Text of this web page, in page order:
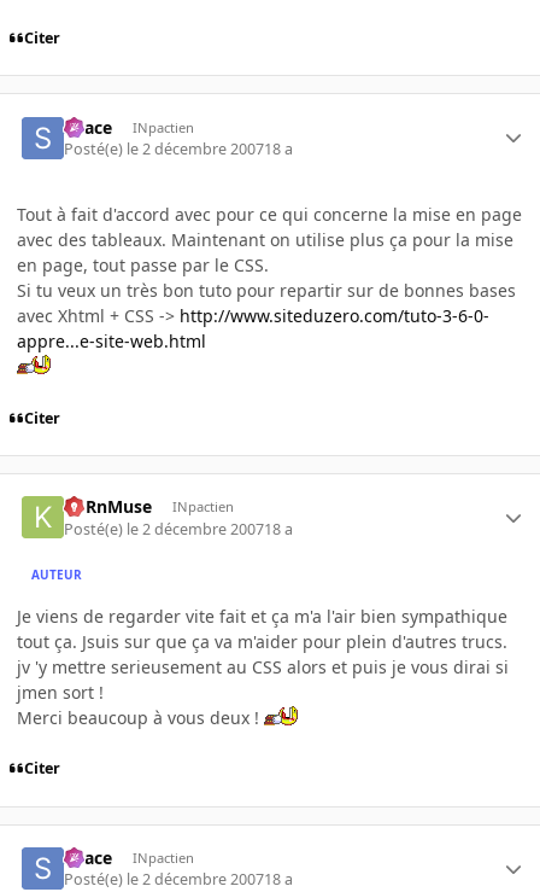
Citer
Space INpactien
Posté(e) le 2 décembre 200718 a
Tout à fait d'accord avec pour ce qui concerne la mise en page
avec des tableaux. Maintenant on utilise plus ça pour la mise
en page, tout passe par le CSS.
Si tu veux un très bon tuto pour repartir sur de bonnes bases
avec Xhtml + CSS -> http://www.siteduzero.com/tuto-3-6-0-
appre...e-site-web.html
Citer
KoRnMuse INpactien
Posté(e) le 2 décembre 200718 a
AUTEUR
Je viens de regarder vite fait et ça m'a l'air bien sympathique
tout ça. Jsuis sur que ça va m'aider pour plein d'autres trucs.
jv 'y mettre serieusement au CSS alors et puis je vous dirai si
jmen sort !
Merci beaucoup à vous deux !
Citer
Space INpactien
Posté(e) le 2 décembre 200718 a